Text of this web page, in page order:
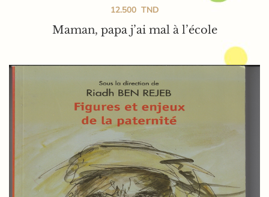
Maman, papa j’ai mal à l’école
12.500 TND